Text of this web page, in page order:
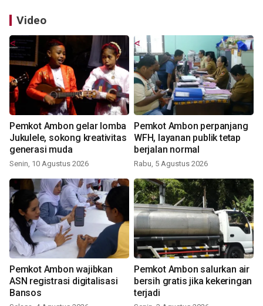
Video
Pemkot Ambon gelar lomba
Jukulele, sokong kreativitas
generasi muda
Senin, 10 Agustus 2026
Pemkot Ambon perpanjang
WFH, layanan publik tetap
berjalan normal
Rabu, 5 Agustus 2026
Pemkot Ambon wajibkan
ASN registrasi digitalisasi
Bansos
Pemkot Ambon salurkan air
bersih gratis jika kekeringan
terjadi